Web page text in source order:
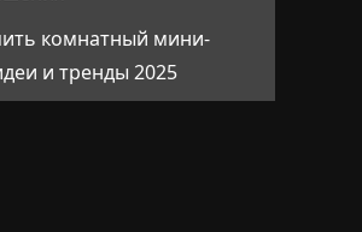
комнатный мини-
и тренды 2025